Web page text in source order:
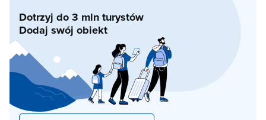
Dotrzyj do 3 mln turystów
Dodaj swój obiekt